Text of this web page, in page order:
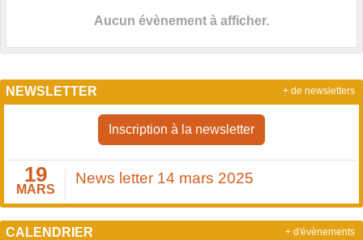
Aucun évènement à afficher.
NEWSLETTER
Inscription à la newsletter
19
MARS
News letter 14 mars 2025
+ de newsletters
CALENDRIER + d'évènements